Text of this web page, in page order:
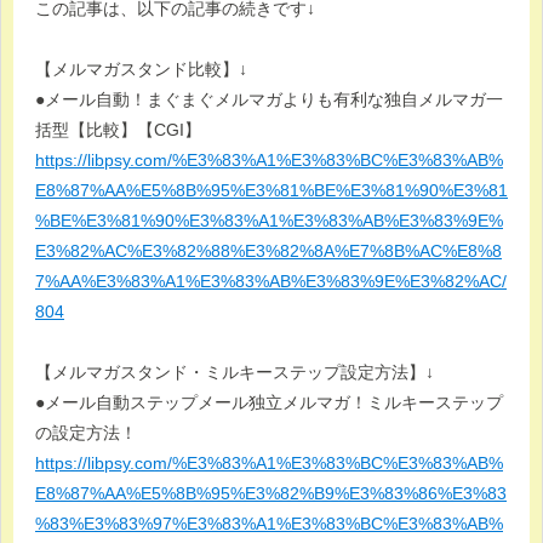
この記事は、以下の記事の続きです↓
【メルマガスタンド比較】↓
●メール自動！まぐまぐメルマガよりも有利な独自メルマガ一
括型【比較】【CGI】
https://libpsy.com/%E3%83%A1%E3%83%BC%E3%83%AB%
E8%87%AA%E5%8B%95%E3%81%BE%E3%81%90%E3%81
%BE%E3%81%90%E3%83%A1%E3%83%AB%E3%83%9E%
E3%82%AC%E3%82%88%E3%82%8A%E7%8B%AC%E8%8
7%AA%E3%83%A1%E3%83%AB%E3%83%9E%E3%82%AC/
804
【メルマガスタンド・ミルキーステップ設定方法】↓
●メール自動ステップメール独立メルマガ！ミルキーステップ
の設定方法！
https://libpsy.com/%E3%83%A1%E3%83%BC%E3%83%AB%
E8%87%AA%E5%8B%95%E3%82%B9%E3%83%86%E3%83
%83%E3%83%97%E3%83%A1%E3%83%BC%E3%83%AB%